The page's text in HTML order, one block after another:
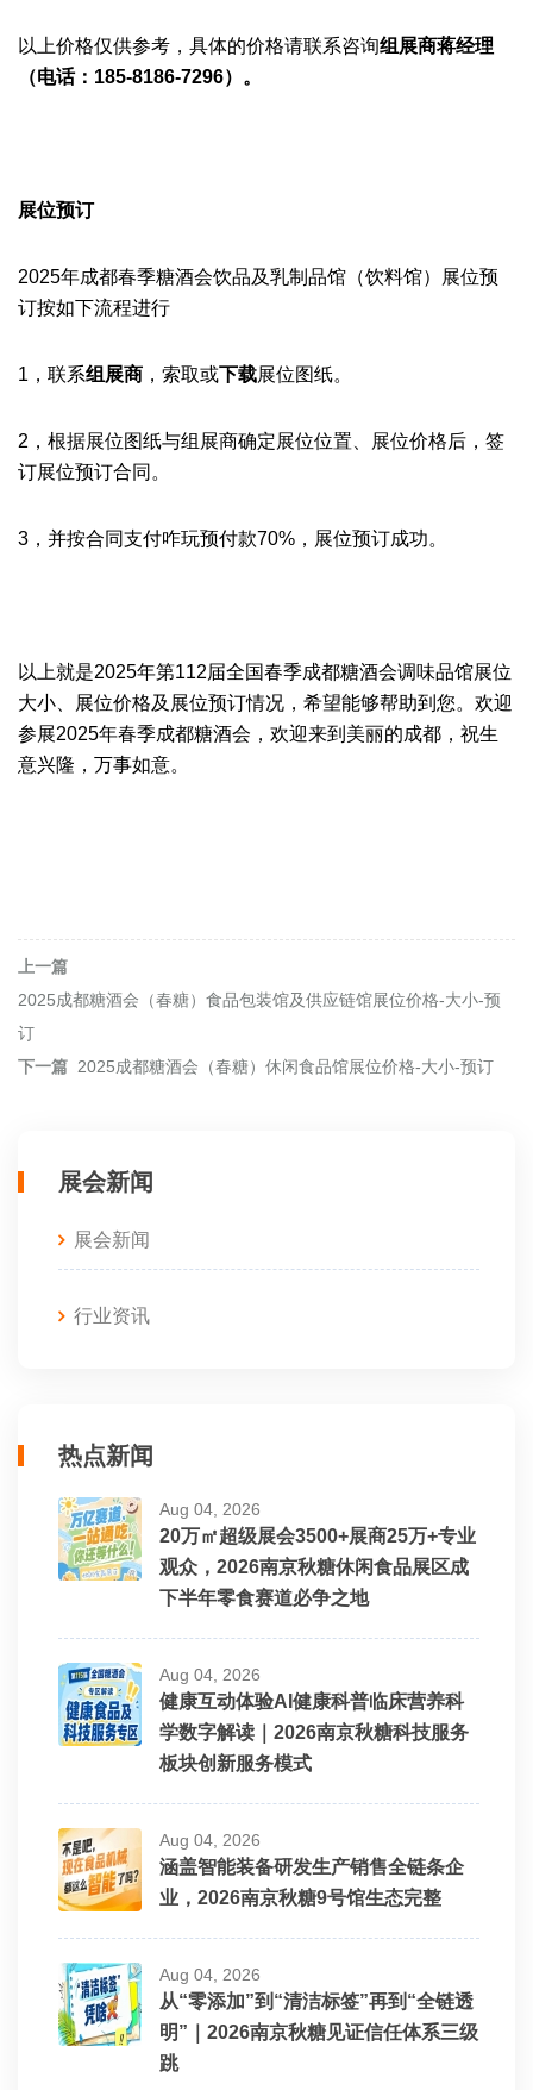
以上价格仅供参考，具体的价格请联系咨询组展商蒋经理
（电话： 185-8186-7296）。
展位预订
2025年成都春季糖酒会饮品及乳制品馆（饮料馆）
展位预
订按如下流程进行
1，联系组展商 ‍，索取或下载展位图纸。
2，根据展位图纸与组展商确定展位位置、展位价格后，签
订展位预订合同。
3， 并按合同支付咋玩预付款70%，展位预订成功。
以上就是2025年第112届全国春季成都糖酒会调味品馆展位
大小、展位价格及展位预订情况，希望能够帮助到您。欢迎
参展2025年春季成都糖酒会，欢迎来到美丽的成都，祝生
意兴隆，万事如意。
上一篇
2025成都糖酒会（春糖）食品包装馆及供应链馆展位价格-大小-预
订
下一篇 2025成都糖酒会（春糖）休闲食品馆展位价格-大小-预订
展会新闻
展会新闻
行业资讯
热点新闻
Aug 04, 2026
20万㎡超级展会3500+展商25万+专业
观众，2026南京秋糖休闲食品展区成
下半年零食赛道必争之地
Aug 04, 2026
健康互动体验AI健康科普临床营养科
学数字解读｜2026南京秋糖科技服务
板块创新服务模式
Aug 04, 2026
涵盖智能装备研发生产销售全链条企
业，2026南京秋糖9号馆生态完整
Aug 04, 2026
从“零添加”到“清洁标签”再到“全链透
明”｜2026南京秋糖见证信任体系三级
跳